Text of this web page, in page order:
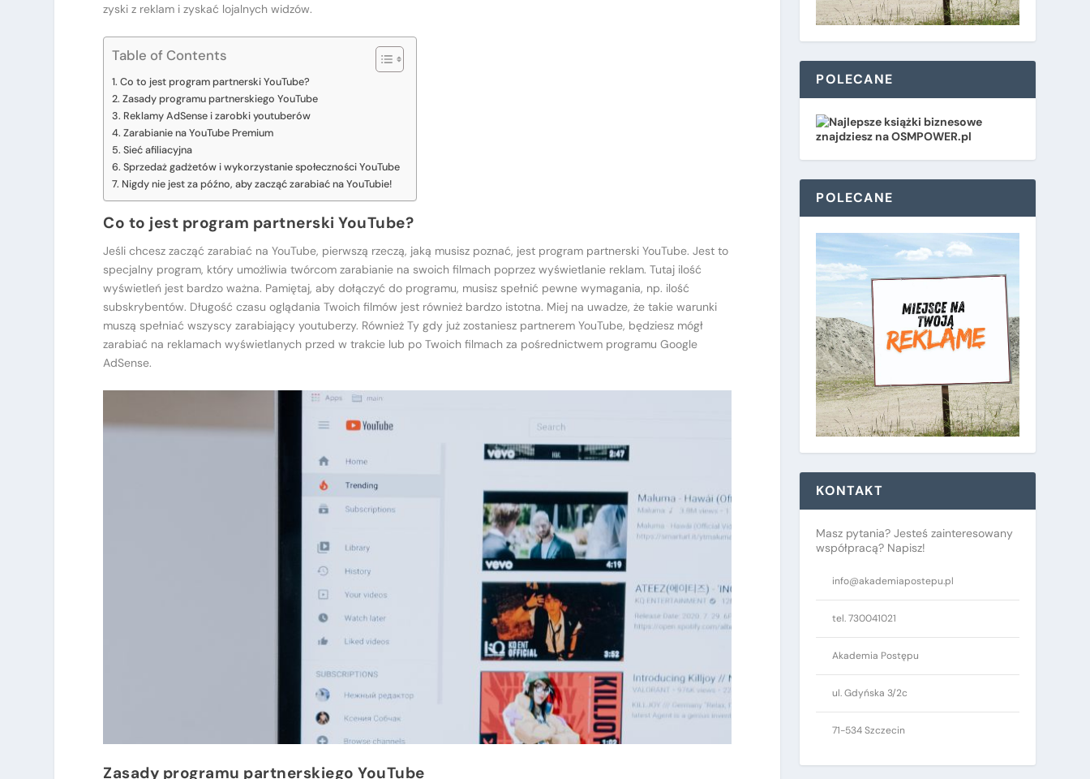
zyski z reklam i zyskać lojalnych widzów.
Table of Contents
Co to jest program partnerski YouTube?
Zasady programu partnerskiego YouTube
Reklamy AdSense i zarobki youtuberów
Zarabianie na YouTube Premium
Sieć afiliacyjna
Sprzedaż gadżetów i wykorzystanie społeczności YouTube
Nigdy nie jest za późno, aby zacząć zarabiać na YouTubie!
Co to jest program partnerski YouTube?
Jeśli chcesz zacząć zarabiać na YouTube, pierwszą rzeczą, jaką musisz poznać, jest program partnerski YouTube. Jest to
specjalny program, który umożliwia twórcom zarabianie na swoich filmach poprzez wyświetlanie reklam. Tutaj ilość
wyświetleń jest bardzo ważna. Pamiętaj, aby dołączyć do programu, musisz spełnić pewne wymagania, np. ilość
subskrybentów. Długość czasu oglądania Twoich filmów jest również bardzo istotna. Miej na uwadze, że takie warunki
muszą spełniać wszyscy zarabiający youtuberzy. Również Ty gdy już zostaniesz partnerem YouTube, będziesz mógł
zarabiać na reklamach wyświetlanych przed w trakcie lub po Twoich filmach za pośrednictwem programu Google
AdSense.
Zasady programu partnerskiego YouTube
POLECANE
POLECANE
KONTAKT
Masz pytania? Jesteś zainteresowany
współpracą? Napisz!
info@akademiapostepu.pl
tel. 730041021
Akademia Postępu
ul. Gdyńska 3/2c
71-534 Szczecin